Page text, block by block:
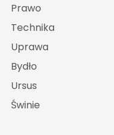
Prawo
Technika
Uprawa
Bydło
Ursus
Świnie